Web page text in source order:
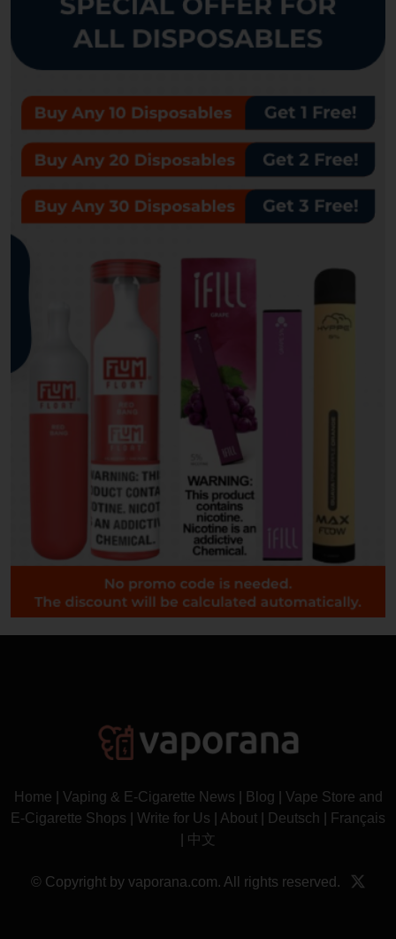
Home Vaping & E-Cigarette News Blog
Vape Store and
E-Cigarette Shops
Write for Us About Deutsch
Français
中文
© Copyright by vaporana.com. All rights reserved.